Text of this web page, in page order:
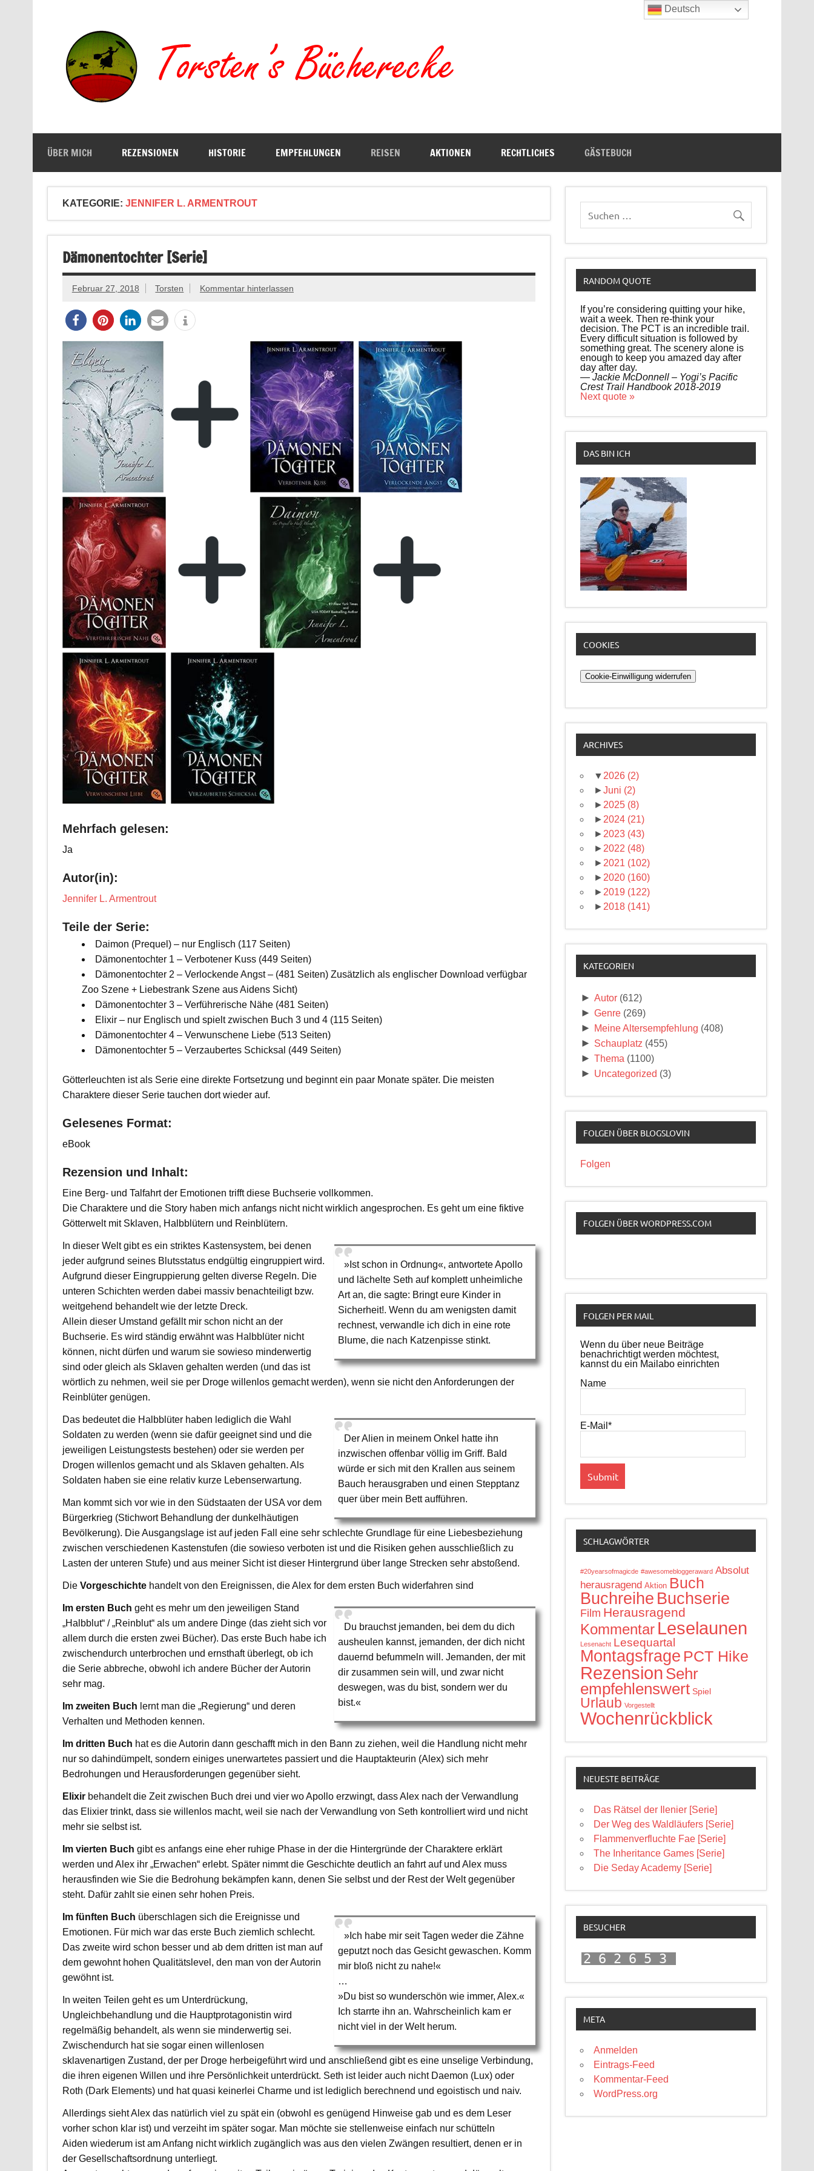
ÜBER MICH REZENSIONEN HISTORIE EMPFEHLUNGEN REISEN AKTIONEN RECHTLICHES GÄSTEBUCH
KATEGORIE: JENNIFER L. ARMENTROUT
Dämonentochter [Serie]
Februar 27, 2018 Torsten Kommentar hinterlassen
Mehrfach gelesen:
Ja
Autor(in):
Jennifer L. Armentrout
Teile der Serie:
Daimon (Prequel) – nur Englisch (117 Seiten)
Dämonentochter 1 – Verbotener Kuss (449 Seiten)
Dämonentochter 2 – Verlockende Angst – (481 Seiten) Zusätzlich als englischer Download verfügbar
Zoo Szene + Liebestrank Szene aus Aidens Sicht)
Dämonentochter 3 – Verführerische Nähe (481 Seiten)
Elixir – nur Englisch und spielt zwischen Buch 3 und 4 (115 Seiten)
Dämonentochter 4 – Verwunschene Liebe (513 Seiten)
Dämonentochter 5 – Verzaubertes Schicksal (449 Seiten)
Götterleuchten ist als Serie eine direkte Fortsetzung und beginnt ein paar Monate später. Die meisten
Charaktere dieser Serie tauchen dort wieder auf.
Gelesenes Format:
eBook
Rezension und Inhalt:
Eine Berg- und Talfahrt der Emotionen trifft diese Buchserie vollkommen.
Die Charaktere und die Story haben mich anfangs nicht nicht wirklich angesprochen. Es geht um eine fiktive
Götterwelt mit Sklaven, Halbblütern und Reinblütern.
»Ist schon in Ordnung«, antwortete Apollo
und lächelte Seth auf komplett unheimliche
Art an, die sagte: Bringt eure Kinder in
Sicherheit!. Wenn du am wenigsten damit
rechnest, verwandle ich dich in eine rote
Blume, die nach Katzenpisse stinkt.
In dieser Welt gibt es ein striktes Kastensystem, bei denen
jeder aufgrund seines Blutsstatus endgültig eingruppiert wird.
Aufgrund dieser Eingruppierung gelten diverse Regeln. Die
unteren Schichten werden dabei massiv benachteiligt bzw.
weitgehend behandelt wie der letzte Dreck.
Allein dieser Umstand gefällt mir schon nicht an der
Buchserie. Es wird ständig erwähnt was Halbblüter nicht
können, nicht dürfen und warum sie sowieso minderwertig
sind oder gleich als Sklaven gehalten werden (und das ist
wörtlich zu nehmen, weil sie per Droge willenlos gemacht werden), wenn sie nicht den Anforderungen der
Reinblüter genügen.
Der Alien in meinem Onkel hatte ihn
inzwischen offenbar völlig im Griff. Bald
würde er sich mit den Krallen aus seinem
Bauch herausgraben und einen Stepptanz
quer über mein Bett aufführen.
Das bedeutet die Halbblüter haben lediglich die Wahl
Soldaten zu werden (wenn sie dafür geeignet sind und die
jeweiligen Leistungstests bestehen) oder sie werden per
Drogen willenlos gemacht und als Sklaven gehalten. Als
Soldaten haben sie eine relativ kurze Lebenserwartung.
Man kommt sich vor wie in den Südstaaten der USA vor dem
Bürgerkrieg (Stichwort Behandlung der dunkelhäutigen
Bevölkerung). Die Ausgangslage ist auf jeden Fall eine sehr schlechte Grundlage für eine Liebesbeziehung
zwischen verschiedenen Kastenstufen (die sowieso verboten ist und die Risiken gehen ausschließlich zu
Lasten der unteren Stufe) und aus meiner Sicht ist dieser Hintergrund über lange Strecken sehr abstoßend.
Die Vorgeschichtehandelt von den Ereignissen, die Alex for dem ersten Buch widerfahren sind
Du brauchst jemanden, bei dem du dich
ausheulen kannst, jemanden, der dich nicht
dauernd befummeln will. Jemanden, der mit
dir zusammen sein will, und zwar nicht
deswegen, was du bist, sondern wer du
bist.«
Im ersten Buch geht es mehr um den jeweiligen Stand
„Halbblut“ / „Reinblut“ als um andere Dinge (das zieht sich vor
allem durch die ersten zwei Bücher). Das erste Buch habe ich
zwischendurch unterbrochen und ernsthaft überlegt, ob ich
die Serie abbreche, obwohl ich andere Bücher der Autorin
sehr mag.
Im zweiten Buch lernt man die „Regierung“ und deren
Verhalten und Methoden kennen.
Im dritten Buch hat es die Autorin dann geschafft mich in den Bann zu ziehen, weil die Handlung nicht mehr
nur so dahindümpelt, sondern einiges unerwartetes passiert und die Hauptakteurin (Alex) sich mehr
Bedrohungen und Herausforderungen gegenüber sieht.
Elixirbehandelt die Zeit zwischen Buch drei und vier wo Apollo erzwingt, dass Alex nach der Verwandlung
das Elixier trinkt, dass sie willenlos macht, weil sie nach der Verwandlung von Seth kontrolliert wird und nicht
mehr sie selbst ist.
Im vierten Buch gibt es anfangs eine eher ruhige Phase in der die Hintergründe der Charaktere erklärt
werden und Alex ihr „Erwachen“ erlebt. Später nimmt die Geschichte deutlich an fahrt auf und Alex muss
herausfinden wie Sie die Bedrohung bekämpfen kann, denen Sie selbst und der Rest der Welt gegenüber
steht. Dafür zahlt sie einen sehr hohen Preis.
»Ich habe mir seit Tagen weder die Zähne
geputzt noch das Gesicht gewaschen. Komm
mir bloß nicht zu nahe!«
…
»Du bist so wunderschön wie immer, Alex.«
Ich starrte ihn an. Wahrscheinlich kam er
nicht viel in der Welt herum.
Im fünften Buch überschlagen sich die Ereignisse und
Emotionen. Für mich war das erste Buch ziemlich schlecht.
Das zweite wird schon besser und ab dem dritten ist man auf
dem gewohnt hohen Qualitätslevel, den man von der Autorin
gewöhnt ist.
In weiten Teilen geht es um Unterdrückung,
Ungleichbehandlung und die Hauptprotagonistin wird
regelmäßig behandelt, als wenn sie minderwertig sei.
Zwischendurch hat sie sogar einen willenlosen
sklavenartigen Zustand, der per Droge herbeigeführt wird und anschließend gibt es eine unselige Verbindung,
die ihren eigenen Willen und ihre Persönlichkeit unterdrückt. Seth ist leider auch nicht Daemon (Lux) oder
Roth (Dark Elements) und hat quasi keinerlei Charme und ist lediglich berechnend und egoistisch und naiv.
Allerdings sieht Alex das natürlich viel zu spät ein (obwohl es genügend Hinweise gab und es dem Leser
vorher schon klar ist) und verzeiht im später sogar. Man möchte sie stellenweise einfach nur schütteln
Aiden wiederum ist am Anfang nicht wirklich zugänglich was aus den vielen Zwängen resultiert, denen er in
der Gesellschaftsordnung unterliegt.
RANDOM QUOTE
If you’re considering quitting your hike,
wait a week. Then re-think your
decision. The PCT is an incredible trail.
Every difficult situation is followed by
something great. The scenery alone is
enough to keep you amazed day after
day after day.
—Jackie McDonnell – Yogi’s Pacific
Crest Trail Handbook 2018-2019
Next quote »
DAS BIN ICH
COOKIES
Cookie-Einwilligung widerrufen
ARCHIVES
▼ 2026 (2)
►Juni (2)
► 2025 (8)
► 2024 (21)
► 2023 (43)
► 2022 (48)
► 2021 (102)
► 2020 (160)
► 2019 (122)
► 2018 (141)
KATEGORIEN
► Autor (612)
► Genre (269)
► Meine Altersempfehlung (408)
► Schauplatz (455)
► Thema (1100)
► Uncategorized (3)
FOLGEN ÜBER BLOGSLOVIN
Folgen
FOLGEN ÜBER WORDPRESS.COM
FOLGEN PER MAIL
Wenn du über neue Beiträge
benachrichtigt werden möchtest,
kannst du ein Mailabo einrichten
Name
E-Mail*
SCHLAGWÖRTER
#20yearsofmagicde #awesomebloggeraward Absolut
herausragend Aktion Buch
Buchreihe Buchserie
Film Herausragend
Kommentar Leselaunen
Lesenacht Lesequartal
Montagsfrage PCT Hike
Rezension Sehr
empfehlenswert Spiel
Urlaub Vorgestellt
Wochenrückblick
NEUESTE BEITRÄGE
Das Rätsel der Ilenier [Serie]
Der Weg des Waldläufers [Serie]
Flammenverfluchte Fae [Serie]
The Inheritance Games [Serie]
Die Seday Academy [Serie]
BESUCHER
262653
META
Anmelden
Eintrags-Feed
Kommentar-Feed
WordPress.org
Deutsch